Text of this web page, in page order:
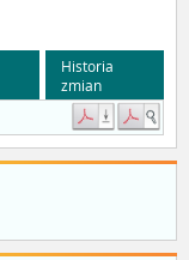
Historia
zmian